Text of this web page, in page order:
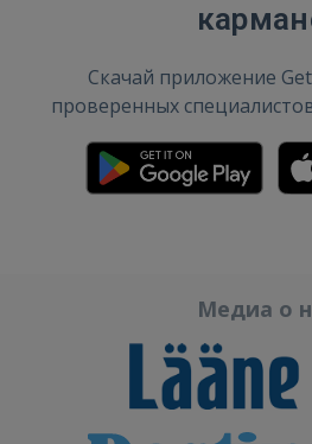
Скачай приложение
проверенных
Медиа о